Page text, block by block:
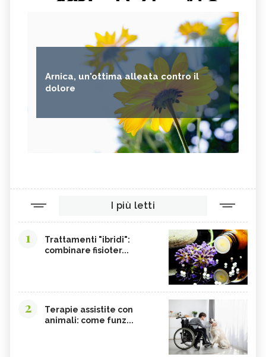
Arnica, un'ottima alleata contro il
dolore
I più letti
1
Trattamenti "ibridi":
combinare fisioter...
2
Terapie assistite con
animali: come funz...